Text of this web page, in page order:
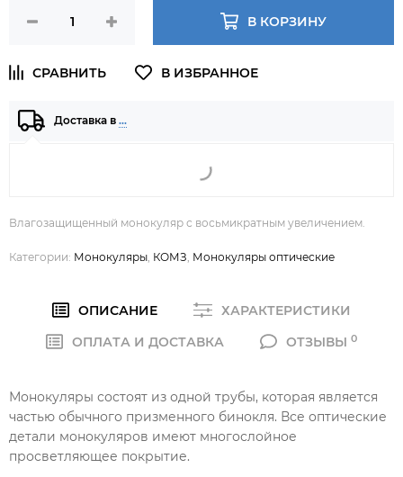
В КОРЗИНУ
Доставка в …
Влагозащищенный монокуляр с восьмикратным увеличением.
Категории: Монокуляры КОМЗ Монокуляры оптические
ОПИСАНИЕ
ХАРАКТЕРИСТИКИ
ОПЛАТА И ДОСТАВКА
ОТЗЫВЫ 0
Монокуляры состоят из одной трубы, которая является
частью обычного призменного бинокля. Все оптические
детали монокуляров имеют многослойное
просветляющее покрытие.